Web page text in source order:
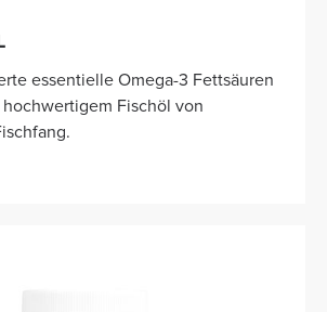
essentielle Omega-3 Fettsäuren
hochwertigem Fischöl von